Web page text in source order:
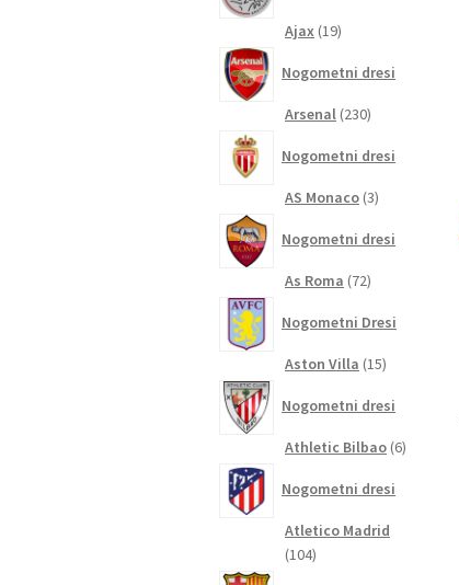
Ajax 1919
Nogometni dresi
Arsenal 230230
Nogometni dresi
AS Monaco 33
Nogometni dresi
As Roma 7272
Nogometni Dresi
Aston Villa 1515
Nogometni dresi
Athletic Bilbao 66
Nogometni dresi
Atletico Madrid
104104